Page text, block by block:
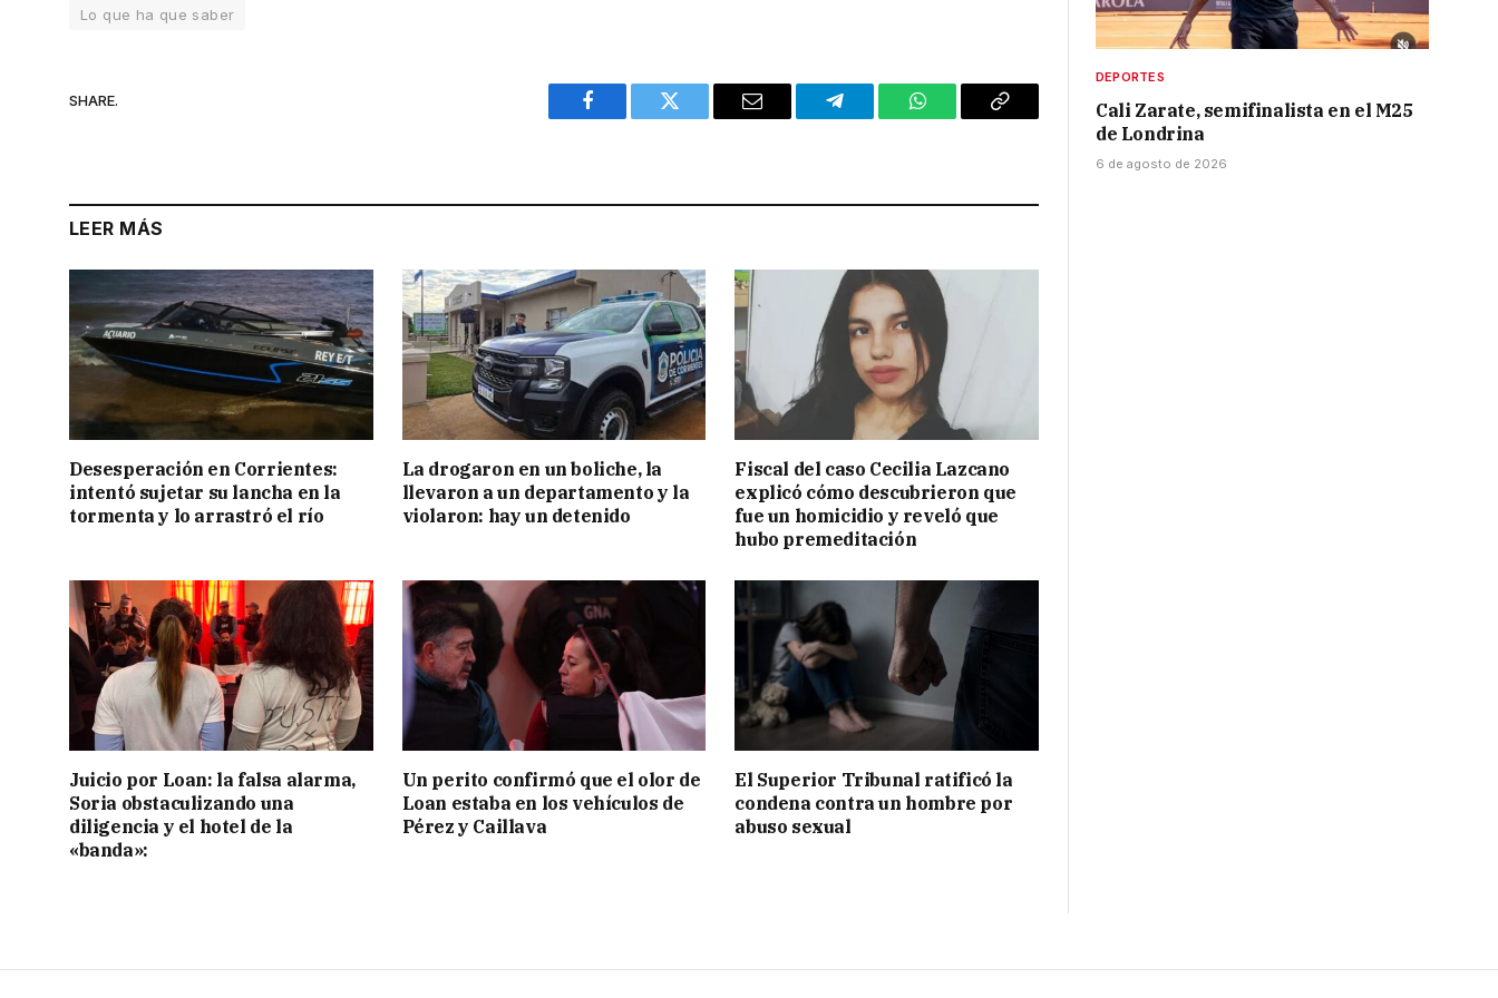
Lo que ha que saber
SHARE.
Facebook Twitter Email Telegram WhatsAppCopy
LEER MÁS
Desesperación en Corrientes:
intentó sujetar su lancha en la
tormenta y lo arrastró el río
La drogaron en un boliche, la
llevaron a un departamento y la
violaron: hay un detenido
Fiscal del caso Cecilia Lazcano
explicó cómo descubrieron que
fue un homicidio y reveló que
hubo premeditación
Juicio por Loan: la falsa alarma,
Soria obstaculizando una
diligencia y el hotel de la
«banda»:
Un perito confirmó que el olor de
Loan estaba en los vehículos de
Pérez y Caillava
El Superior Tribunal ratificó la
condena contra un hombre por
abuso sexual
DEPORTES
Cali Zarate, semifinalista en el M25
de Londrina
6 de agosto de 2026